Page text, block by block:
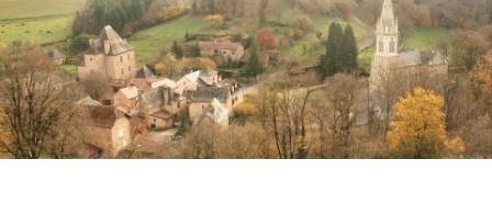
Commune de
Saint-Igest
ACTUALITÉS